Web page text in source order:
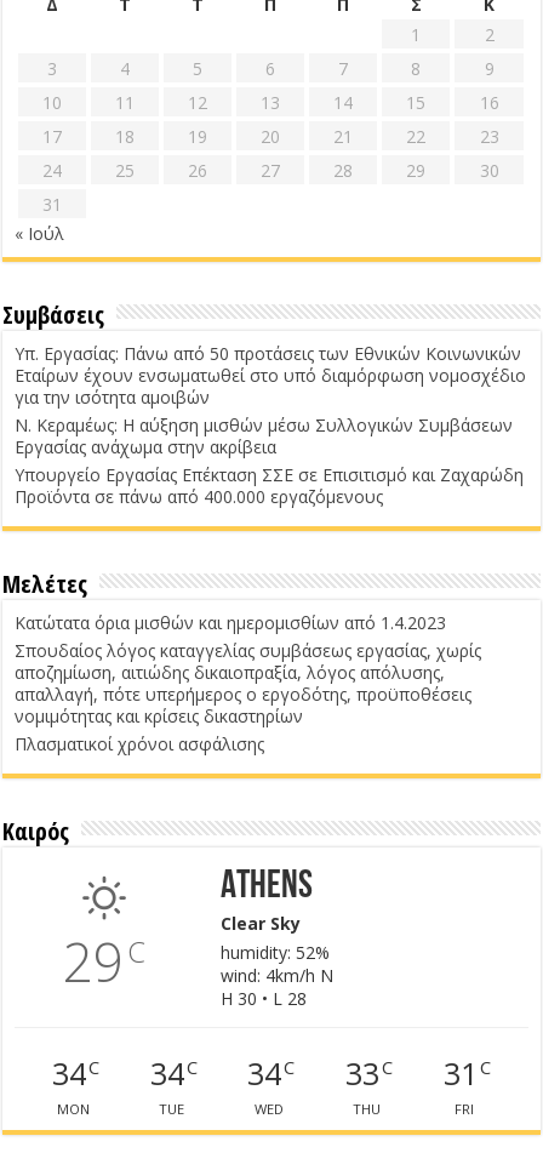
Δ
Τ Τ Π Π Σ
Κ
1
2
3
4 5 6 7 8
9
10
11 12 13 14 15
16
17
18 19 20 21 22
23
24
25 26 27 28 29
30
31
« Ιούλ
Συμβάσεις
Υπ. Εργασίας: Πάνω από 50 προτάσεις των Εθνικών Κοινωνικών
Εταίρων έχουν ενσωματωθεί στο υπό διαμόρφωση νομοσχέδιο
για την ισότητα αμοιβών
Ν. Κεραμέως: Η αύξηση μισθών μέσω Συλλογικών Συμβάσεων
Εργασίας ανάχωμα στην ακρίβεια
Υπουργείο Εργασίας Επέκταση ΣΣΕ σε Επισιτισμό και Ζαχαρώδη
Προϊόντα σε πάνω από 400.000 εργαζόμενους
Μελέτες
Κατώτατα όρια μισθών και ημερομισθίων από 1.4.2023
Σπουδαίος λόγος καταγγελίας συμβάσεως εργασίας, χωρίς
αποζημίωση, αιτιώδης δικαιοπραξία, λόγος απόλυσης,
απαλλαγή, πότε υπερήμερος ο εργοδότης, προϋποθέσεις
νομιμότητας και κρίσεις δικαστηρίων
Πλασματικοί χρόνοι ασφάλισης
Καιρός
29 C
Athens
Clear Sky
humidity: 52%
wind: 4km/h N
H 30 • L 28
34C
MON
34C
TUE
34C
WED
33C
THU
31 C
FRI